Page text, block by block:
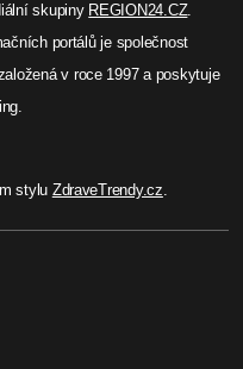
skupiny REGION24.CZ.
portálů je společnost
v roce 1997 a poskytuje
stylu ZdraveTrendy.cz.